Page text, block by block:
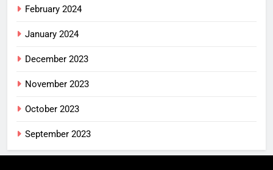
February 2024
January 2024
December 2023
November 2023
October 2023
September 2023